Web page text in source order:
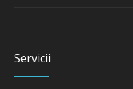
Servicii